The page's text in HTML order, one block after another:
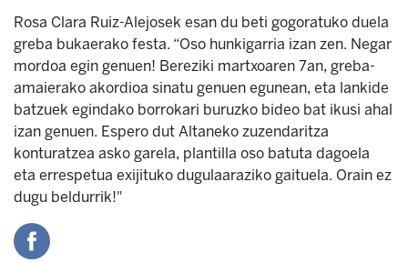
Rosa Clara Ruiz-Alejosek esan du beti gogoratuko duela
greba bukaerako festa. “Oso hunkigarria izan zen. Negar
mordoa egin genuen! Bereziki martxoaren 7an, greba-
amaierako akordioa sinatu genuen egunean, eta lankide
batzuek egindako borrokari buruzko bideo bat ikusi ahal
izan genuen. Espero dut Altaneko zuzendaritza
konturatzea asko garela, plantilla oso batuta dagoela
eta errespetua exijituko dugulaaraziko gaituela. Orain ez
dugu beldurrik!"